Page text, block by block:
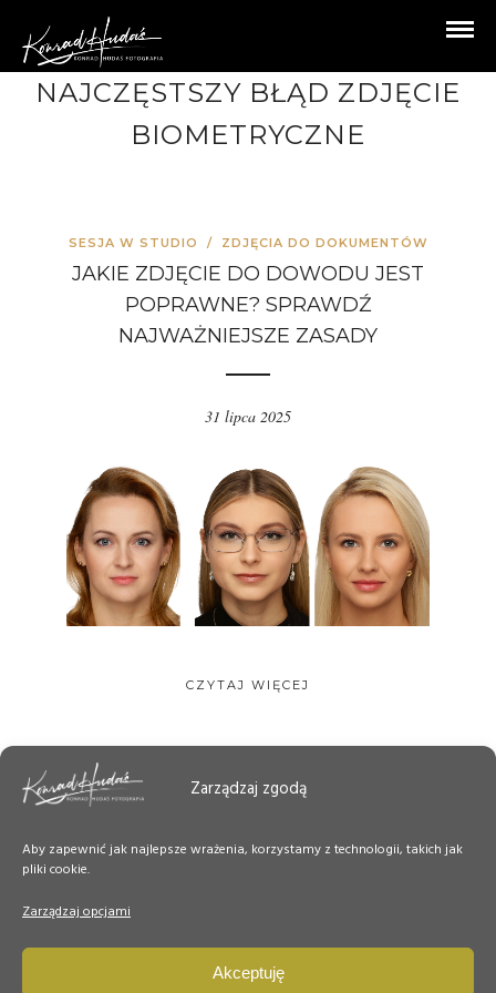
Zarządzaj zgodą
Aby zapewnić jak najlepsze wrażenia, korzystamy z technologii, takich jak
pliki cookie.
Zarządzaj opcjami
Akceptuję
NAJCZĘSTSZY BŁĄD ZDJĘCIE
BIOMETRYCZNE
SESJA W STUDIO / ZDJĘCIA DO DOKUMENTÓW
JAKIE ZDJĘCIE DO DOWODU JEST
POPRAWNE? SPRAWDŹ
NAJWAŻNIEJSZE ZASADY
31 lipca 2025
CZYTAJ WIĘCEJ